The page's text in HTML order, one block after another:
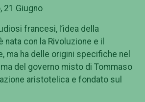
21 Giugno
francesi, l’idea della
nata con la Rivoluzione e il
ma ha delle origini specifiche nel
del governo misto di Tommaso
aristotelica e fondato sul